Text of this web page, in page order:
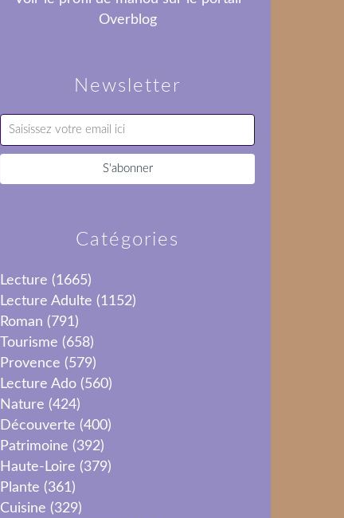
Newsletter
Catégories
Lecture (1665)
Lecture Adulte (1152)
Roman (791)
Tourisme (658)
Provence (579)
Lecture Ado (560)
Nature (424)
Découverte (400)
Patrimoine (392)
Haute-Loire (379)
Plante (361)
Cuisine (329)
Overblog